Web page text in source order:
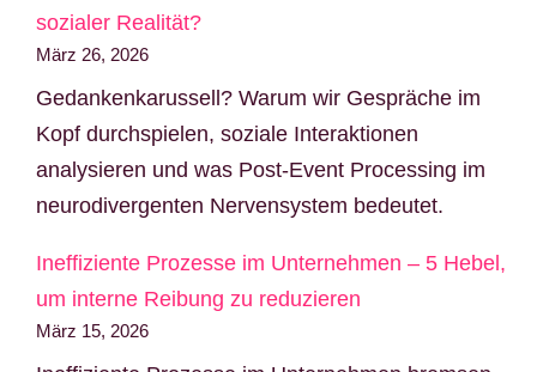
sozialer Realität?
März 26, 2026
Gedankenkarussell? Warum wir Gespräche im
Kopf durchspielen, soziale Interaktionen
analysieren und was Post-Event Processing im
neurodivergenten Nervensystem bedeutet.
Ineffiziente Prozesse im Unternehmen – 5 Hebel,
um interne Reibung zu reduzieren
März 15, 2026